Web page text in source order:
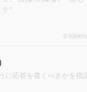
0 tokens
に応答を書くべきかを指